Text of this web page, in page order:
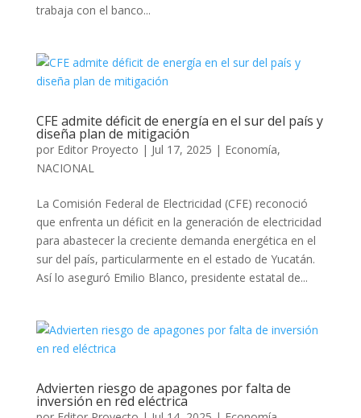
trabaja con el banco...
CFE admite déficit de energía en el sur del país y
diseña plan de mitigación
por Editor Proyecto | Jul 17, 2025 | Economía,
NACIONAL
La Comisión Federal de Electricidad (CFE) reconoció
que enfrenta un déficit en la generación de electricidad
para abastecer la creciente demanda energética en el
sur del país, particularmente en el estado de Yucatán.
Así lo aseguró Emilio Blanco, presidente estatal de...
Advierten riesgo de apagones por falta de
inversión en red eléctrica